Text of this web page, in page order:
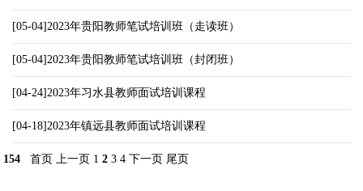
[05-04]2023年贵阳教师笔试培训班（走读班）
[05-04]2023年贵阳教师笔试培训班（封闭班）
[04-24]2023年习水县教师面试培训课程
[04-18]2023年镇远县教师面试培训课程
154 首页 上一页 1 2 3 4 下一页 尾页